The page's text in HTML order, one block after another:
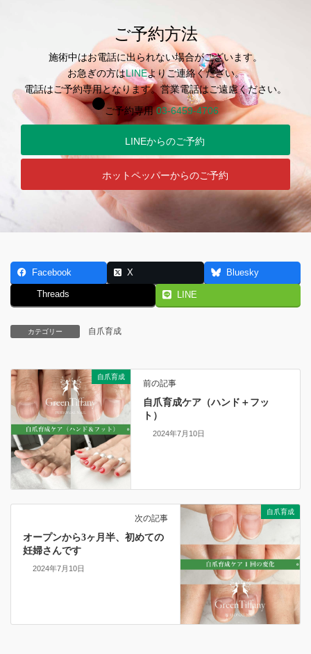
ご予約方法
施術中はお電話に出られない場合がございます。
お急ぎの方はLINEよりご連絡ください。
電話はご予約専用となります。営業電話はご遠慮ください。
ご予約専用03-6459-4706
LINEからのご予約
ホットペッパーからのご予約
Facebook X Bluesky
Threads LINE
カテゴリー 自爪育成
自爪育成
前の記事
自爪育成ケア（ハンド＋フッ
ト）
2024年7月10日
自爪育成
次の記事
オープンから3ヶ月半、初めての
妊婦さんです
2024年7月10日